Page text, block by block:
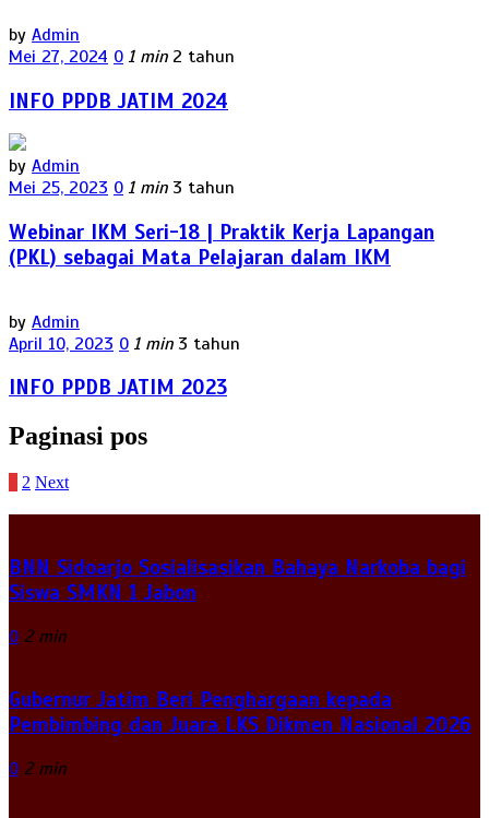
by Admin
Mei 27, 2024 0 1 min 2 tahun
INFO PPDB JATIM 2024
by Admin
Mei 25, 2023 0 1 min 3 tahun
Webinar IKM Seri-18 | Praktik Kerja Lapangan
(PKL) sebagai Mata Pelajaran dalam IKM
by Admin
April 10, 2023 0 1 min 3 tahun
INFO PPDB JATIM 2023
Paginasi pos
2 Next
BNN Sidoarjo Sosialisasikan Bahaya Narkoba bagi
Siswa SMKN 1 Jabon
0 2 min
Gubernur Jatim Beri Penghargaan kepada
Pembimbing dan Juara LKS Dikmen Nasional 2026
0 2 min